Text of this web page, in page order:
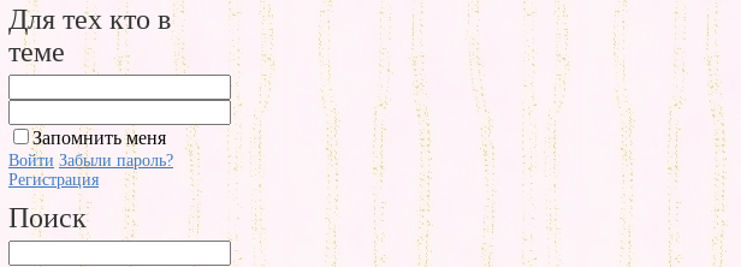
Для тех кто в
теме
Запомнить меня
Войти Забыли пароль?
Регистрация
Поиск